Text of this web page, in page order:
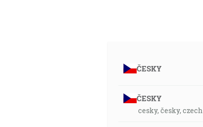
ČESKY
ČESKY
cesky, česky, czech